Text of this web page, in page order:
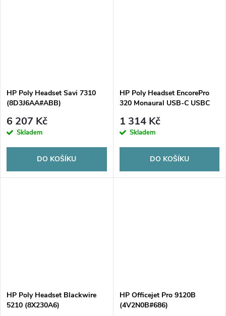
HP Poly Headset Savi 7310
(8D3J6AA#ABB)
6 207 Kč
Skladem
DO KOŠÍKU
HP Poly Headset EncorePro
320 Monaural USB-C USBC
1 314 Kč
Skladem
DO KOŠÍKU
HP Poly Headset Blackwire
5210 (8X230A6)
HP Officejet Pro 9120B
(4V2N0B#686)